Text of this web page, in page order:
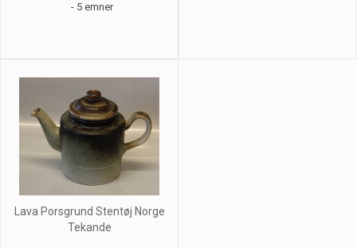
- 5 emner
Lava Porsgrund Stentøj Norge
Tekande